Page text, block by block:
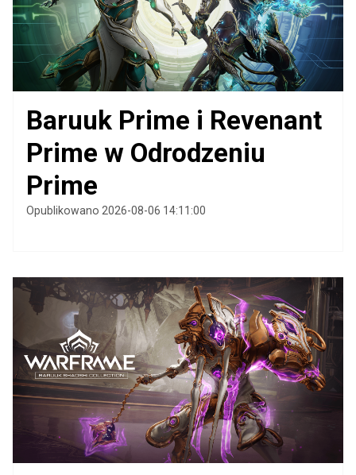
Baruuk Prime i Revenant
Prime w Odrodzeniu
Prime
Opublikowano 2026-08-06 14:11:00